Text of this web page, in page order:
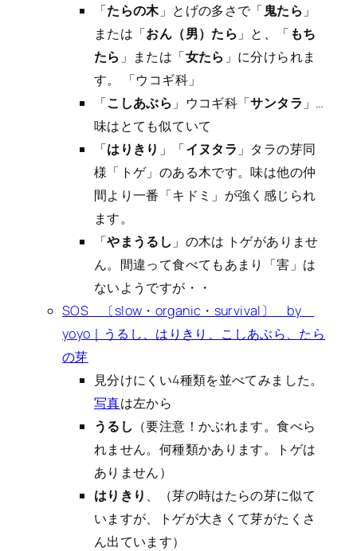
「たらの木」とげの多さで「鬼たら 」
または「おん（男）たら 」と、「 もち
たら 」または「女たら 」に分けられま
す。 「ウコギ科」
「こしあぶら 」ウコギ科「サンタラ 」…
味はとても似ていて
「はりきり 」「イヌタラ 」タラの芽同
様「トゲ」のある木です。味は他の仲
間より一番「キドミ」が強く感じられ
ます。
「やまうるし 」の木は トゲがありませ
ん。間違って食べてもあまり「害」は
ないようですが・・
SOS 〔slow・organic・survival〕 by
yoyo｜うるし、はりきり、こしあぶら、たら
の芽
見分けにくい4種類を並べてみました。
写真は左から
うるし （要注意！かぶれます。食べら
れません。何種類かあります。トゲは
ありません）
はりきり 、（芽の時はたらの芽に似て
いますが、トゲが大きくて芽がたくさ
ん出ています）